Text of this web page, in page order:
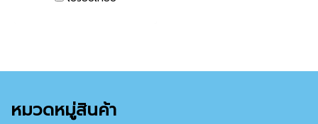
หมวดหมู่สินค้า